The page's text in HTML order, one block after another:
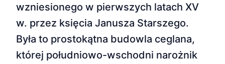
wzniesionego w pierwszych latach XV
w. przez księcia Janusza Starszego.
Była to prostokątna budowla ceglana,
której południowo-wschodni narożnik